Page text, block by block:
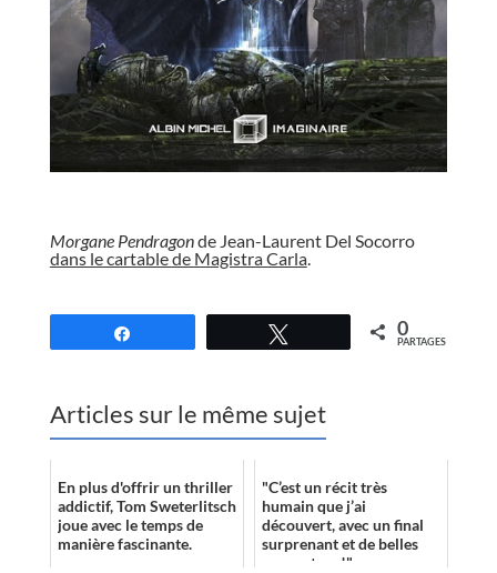
Morgane Pendragonde Jean-Laurent Del Socorro
dans le cartable de Magistra Carla.
0
PARTAGES
Articles sur le même sujet
En plus d'offrir un thriller
addictif, Tom Sweterlitsch
joue avec le temps de
manière fascinante.
"C’est un récit très
humain que j’ai
découvert, avec un final
surprenant et de belles
rencontres !"